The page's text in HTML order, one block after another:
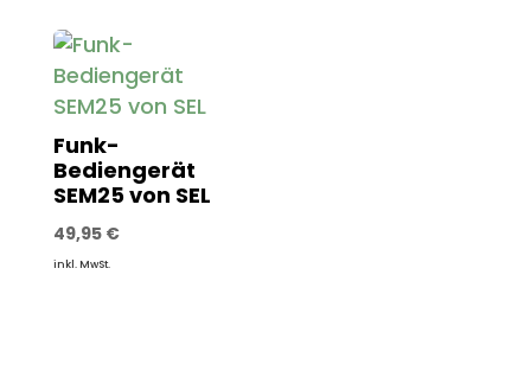
Funk-
Bediengerät
SEM25 von SEL
49,95 €
inkl. MwSt.